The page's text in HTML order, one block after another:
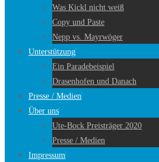
Was Kickl nicht weiß
Copy und Paste
Nepp vs. Mayrwöger
Unterstützung
Ein Paradebeispiel
Drasenhofen und Danach
Presse / Medien
Über uns
Ute-Bock Preisträger 2020
Presse / Medien
Impressum